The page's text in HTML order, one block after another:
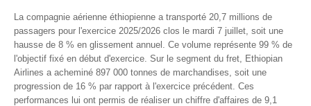
La compagnie aérienne éthiopienne a transporté 20,7 millions de
passagers pour l'exercice 2025/2026 clos le mardi 7 juillet, soit une
hausse de 8 % en glissement annuel. Ce volume représente 99 % de
l'objectif fixé en début d'exercice. Sur le segment du fret, Ethiopian
Airlines a acheminé 897 000 tonnes de marchandises, soit une
progression de 16 % par rapport à l'exercice précédent. Ces
performances lui ont permis de réaliser un chiffre d'affaires de 9,1